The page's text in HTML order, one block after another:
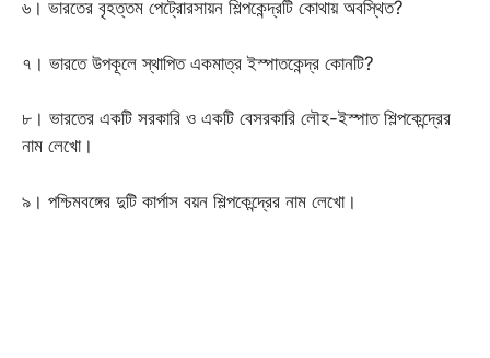
৬। ভারতের বৃহত্তম পেট্রোরসায়ন শিল্পকেন্দ্রটি কোথায় অবস্থিত?
৭। ভারতে উপকূলে স্থাপিত একমাত্র ইস্পাতকেন্দ্র কোনটি?
৮। ভারতের একটি সরকারি ও একটি বেসরকারি লৌহ-ইস্পাত শিল্পকেন্দ্রের
নাম লেখো।
৯। পশ্চিমবঙ্গের দুটি কার্পাস বয়ন শিল্পকেন্দ্রের নাম লেখো।